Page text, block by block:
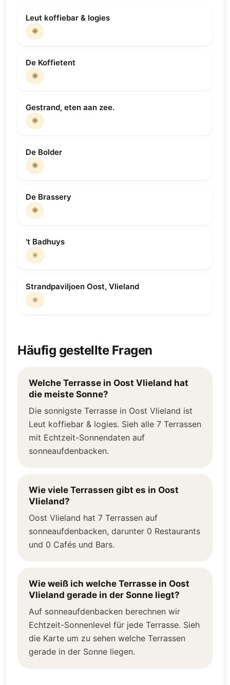
Leut koffiebar & logies
🌞
De Koffietent
🌞
Gestrand, eten aan zee.
🌞
De Bolder
🌞
De Brassery
🌞
't Badhuys
☀️
Strandpaviljoen Oost, Vlieland
☀️
Häufig gestellte Fragen
Welche Terrasse in Oost Vlieland hat
die meiste Sonne?
Die sonnigste Terrasse in Oost Vlieland ist
Leut koffiebar & logies. Sieh alle 7 Terrassen
mit Echtzeit-Sonnendaten auf
sonneaufdenbacken.
Wie viele Terrassen gibt es in Oost
Vlieland?
Oost Vlieland hat 7 Terrassen auf
sonneaufdenbacken, darunter 0 Restaurants
und 0 Cafés und Bars.
Wie weiß ich welche Terrasse in Oost
Vlieland gerade in der Sonne liegt?
Auf sonneaufdenbacken berechnen wir
Echtzeit-Sonnenlevel für jede Terrasse. Sieh
die Karte um zu sehen welche Terrassen
gerade in der Sonne liegen.